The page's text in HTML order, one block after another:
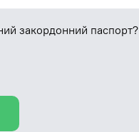
закордонний паспорт?